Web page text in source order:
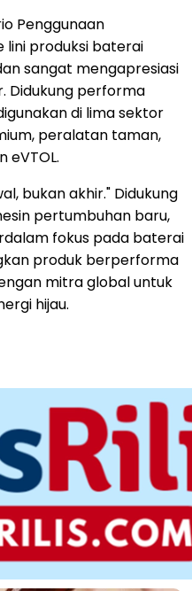
Penggunaan
lini produksi baterai
sangat mengapresiasi
Didukung performa
di lima sektor
peralatan taman,
eVTOL.
bukan akhir." Didukung
pertumbuhan baru,
fokus pada baterai
produk berperforma
mitra global untuk
hijau.